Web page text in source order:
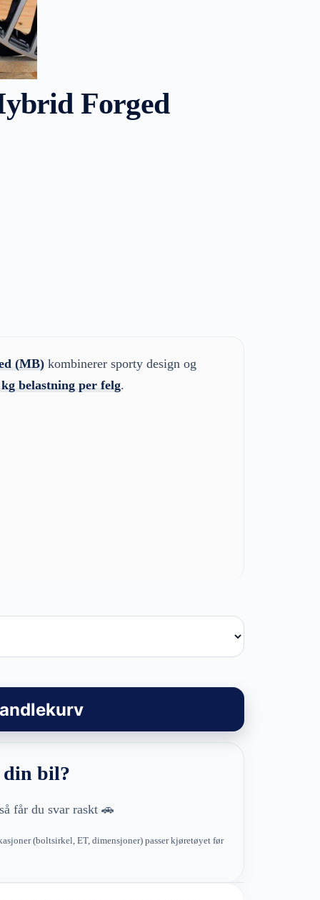
Forged
(MB) kombinerer sporty design og
belastning per felg.
din bil?
får du svar raskt 🚗
(boltsirkel, ET, dimensjoner) passer kjøretøyet før